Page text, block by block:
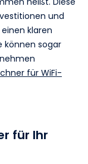
und
klaren
können sogar
für WiFi-
für Ihr